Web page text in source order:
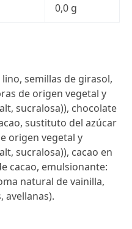
0,0 g
semillas de girasol,
de origen vegetal y
sucralosa)), chocolate
sustituto del azúcar
origen vegetal y
sucralosa)), cacao en
cacao, emulsionante:
natural de vainilla,
avellanas).